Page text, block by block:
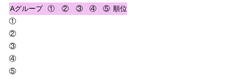
Aグループ ① ② ③ ④ ⑤ 順位
①
②
③
④
⑤